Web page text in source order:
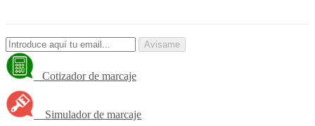
Avisame
Cotizador de marcaje
Simulador de marcaje